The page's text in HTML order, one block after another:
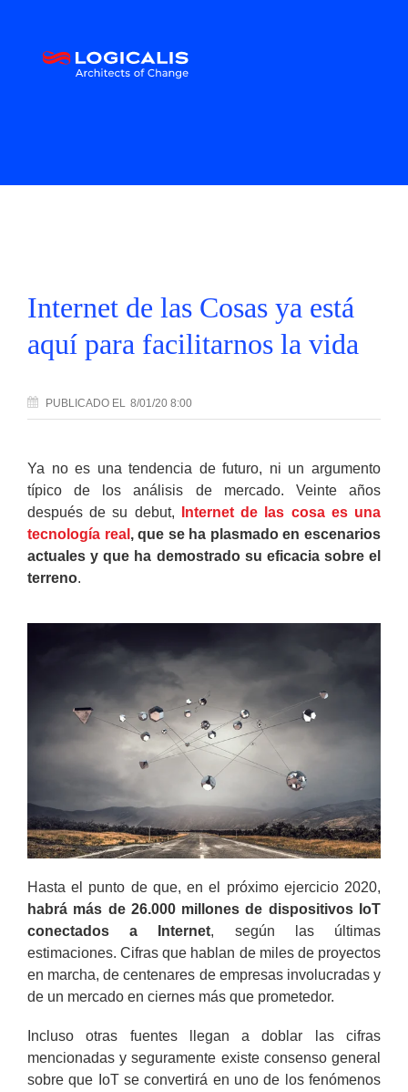
Internet de las Cosas ya está
aquí para facilitarnos la vida
PUBLICADO EL 8/01/20 8:00
Ya no es una tendencia de futuro, ni un argumento
típico de los análisis de mercado. Veinte años
después de su debut,
Internet de las cosa es una
tecnología real , que se ha plasmado en escenarios
actuales y que ha demostrado su eficacia sobre el
terreno.
Hasta el punto de que, en el próximo ejercicio 2020,
habrá más de 26.000 millones de dispositivos IoT
conectados a Internet, según las últimas
estimaciones. Cifras que hablan de miles de proyectos
en marcha, de centenares de empresas involucradas y
de un mercado en ciernes más que prometedor.
Incluso otras fuentes llegan a doblar las cifras
mencionadas y seguramente existe consenso general
sobre que IoT se convertirá en uno de los fenómenos